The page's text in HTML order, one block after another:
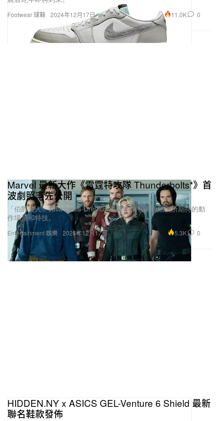
Footwear 球鞋 2024年12月17日 11.0K 0
Entertainment 娛樂
Marvel 最新大作《雷霆特攻隊 Thunderbolts*》首
波劇照率先公開
「伯爵夫人」Julia Louis-Dreyfus 透露本作有著粉絲們所期待的動
作場景和特技。
2024年12月17日 5.3K 0
HIDDEN.NY x ASICS GEL-Venture 6 Shield 最新
聯名鞋款發佈